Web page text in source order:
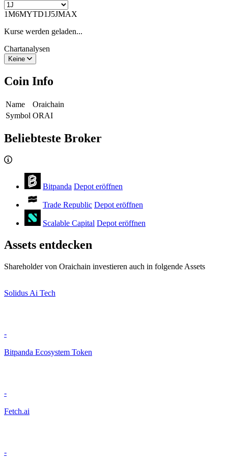
1M6MYTD1J5JMAX
Kurse werden geladen...
Chartanalysen
Keine
Coin Info
Name
Oraichain
Symbol ORAI
Beliebteste Broker
Bitpanda Depot eröffnen
Trade Republic Depot eröffnen
Scalable Capital Depot eröffnen
Assets entdecken
Shareholder von Oraichain investieren auch in folgende Assets
Solidus Ai Tech
-
Bitpanda Ecosystem Token
-
Fetch.ai
-